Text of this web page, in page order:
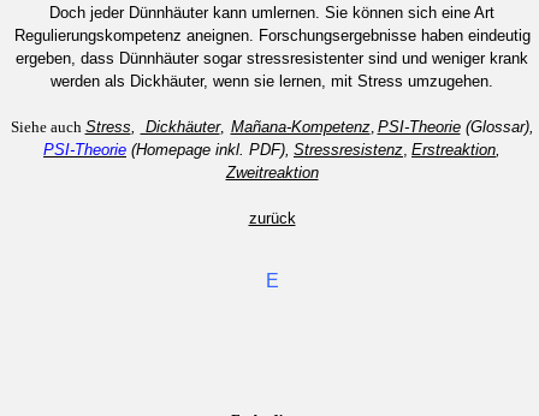
Doch jeder Dünnhäuter kann umlernen. Sie können sich eine Art
Regulierungskompetenz aneignen. Forschungsergebnisse haben eindeutig
ergeben, dass Dünnhäuter sogar stressresistenter sind und weniger krank
werden als Dickhäuter, wenn sie lernen, mit Stress umzugehen.
Siehe auch Stress Dickhäuter, Mañana-Kompetenz, PSI-Theorie(Glossar),
PSI-Theorie (Homepage inkl. PDF), Stressresistenz Erstreaktion
Zweitreaktion
zurück
E